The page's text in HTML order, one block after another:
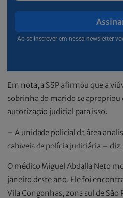
Ao se inscrever em nossa newsletter
Em nota, a SSP afirmou que a
sobrinha do marido se apropriou
autorização judicial para isso.
– A unidade policial da área
cabíveis de polícia judiciária – diz.
O médico Miguel Abdalla Neto
janeiro deste ano. Ele foi
Vila Congonhas, zona sul de São